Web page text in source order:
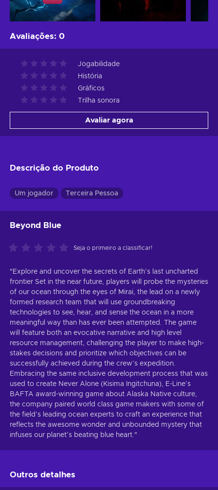
Avaliações: 0
Jogabilidade
História
Gráficos
Trilha sonora
Avaliar agora
Descrição do Produto
Um jogador Terceira Pessoa
Beyond Blue
Seja o primeiro a classificar!
"Explore and uncover the secrets of Earth’s last uncharted
frontier Set in the near future, players will probe the mysteries
of our ocean through the eyes of Mirai, the lead on a newly
formed research team that will use groundbreaking
technologies to see, hear, and sense the ocean in a more
meaningful way than has ever been attempted. The game
will feature both an evocative narrative and high level
resource management, challenging the player to make high-
stakes decisions and prioritize which objectives can be
successfully achieved during the crew’s expedition.
Embracing the same inclusive development process that was
used to create Never Alone (Kisima Ingitchuna), E-Line’s
BAFTA award-winning game about Alaska Native culture,
the company paired world class game makers with some of
the field’s leading ocean experts to craft an experience that
reflects the awesome wonder and unbounded mystery that
infuses our planet’s beating blue heart."
Outros detalhes